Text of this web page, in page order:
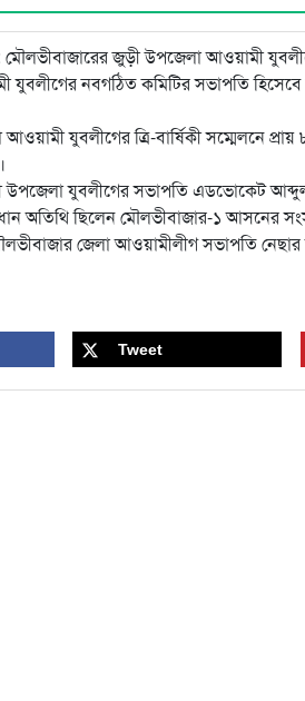
মৌলভীবাজারের জুড়ী উপজেলা আওয়ামী
যুবলীগের নবগঠিত কমিটির সভাপতি
যুবলীগের ত্রি-বার্ষিকী সম্মেলনে
উপজেলা যুবলীগের সভাপতি এডভোকেট
অতিথি ছিলেন মৌলভীবাজার-১ আসনের
জেলা আওয়ামীলীগ সভাপতি
Tweet